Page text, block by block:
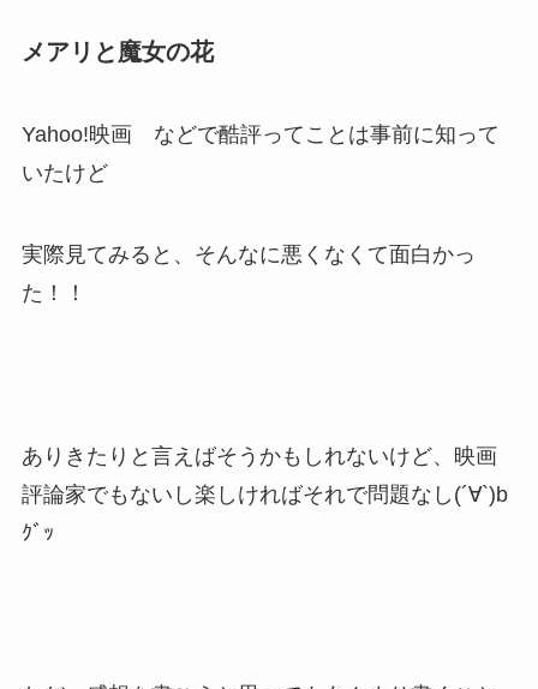
メアリと魔女の花
Yahoo!映画 などで酷評ってことは事前に知って
いたけど
実際見てみると、そんなに悪くなくて面白かっ
た！！
ありきたりと言えばそうかもしれないけど、映画
評論家でもないし楽しければそれで問題なし(´∀`)b
ｸﾞｯ